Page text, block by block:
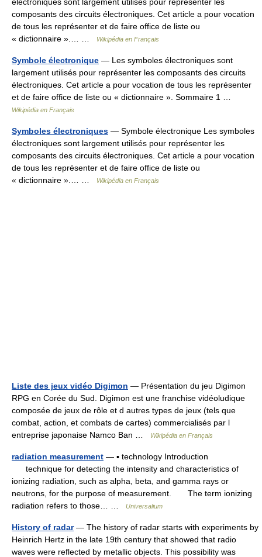
composants des circuits électroniques. Cet article a pour vocation
de tous les représenter et de faire office de liste ou
« dictionnaire ».… …
Wikipédia en Français
Symbole électronique — Les symboles électroniques sont
largement utilisés pour représenter les composants des circuits
électroniques. Cet article a pour vocation de tous les représenter
et de faire office de liste ou « dictionnaire ». Sommaire 1 …
Wikipédia en Français
Symboles électroniques — Symbole électronique Les symboles
électroniques sont largement utilisés pour représenter les
composants des circuits électroniques. Cet article a pour vocation
de tous les représenter et de faire office de liste ou
« dictionnaire ».… …
Wikipédia en Français
Liste des jeux vidéo Digimon — Présentation du jeu Digimon
RPG en Corée du Sud. Digimon est une franchise vidéoludique
composée de jeux de rôle et d autres types de jeux (tels que
combat, action, et combats de cartes) commercialisés par l
entreprise japonaise Namco Ban …
Wikipédia en Français
radiation measurement — ▪ technology Introduction
technique for detecting the intensity and characteristics of
ionizing radiation, such as alpha, beta, and gamma rays or
neutrons, for the purpose of measurement. The term ionizing
radiation refers to those… …
Universalium
History of radar— The history of radar starts with experiments by
Heinrich Hertz in the late 19th century that showed that radio
waves were reflected by metallic objects. This possibility was